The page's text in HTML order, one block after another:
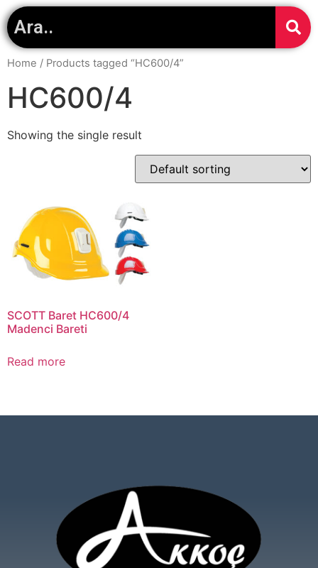
Home / Products tagged “HC600/4”
HC600/4
Showing the single result
SCOTT Baret HC600/4
Madenci Bareti
Read more